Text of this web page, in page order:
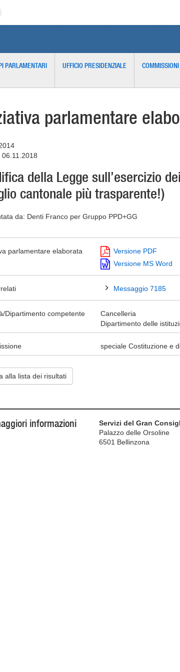
PARLAMENTARI UFFICIO PRESIDENZIALE COMMISSIONI
parlamentare
06.11.2018
della Legge sull’esercizio
cantonale più trasparente!)
da: Denti Franco per Gruppo PPD+GG
parlamentare elaborata
Versione PDF
Versione MS Word
Messaggio 7185
Dipartimento competente
Cancelleria
Dipartimento delle
speciale Costituzione e
alla lista dei risultati
informazioni
Servizi del Gran
Palazzo delle Orsoline
6501 Bellinzona